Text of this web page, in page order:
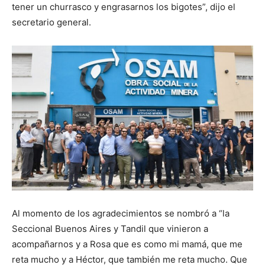
tener un churrasco y engrasarnos los bigotes”, dijo el
secretario general.
Al momento de los agradecimientos se nombró a “la
Seccional Buenos Aires y Tandil que vinieron a
acompañarnos y a Rosa que es como mi mamá, que me
reta mucho y a Héctor, que también me reta mucho. Que